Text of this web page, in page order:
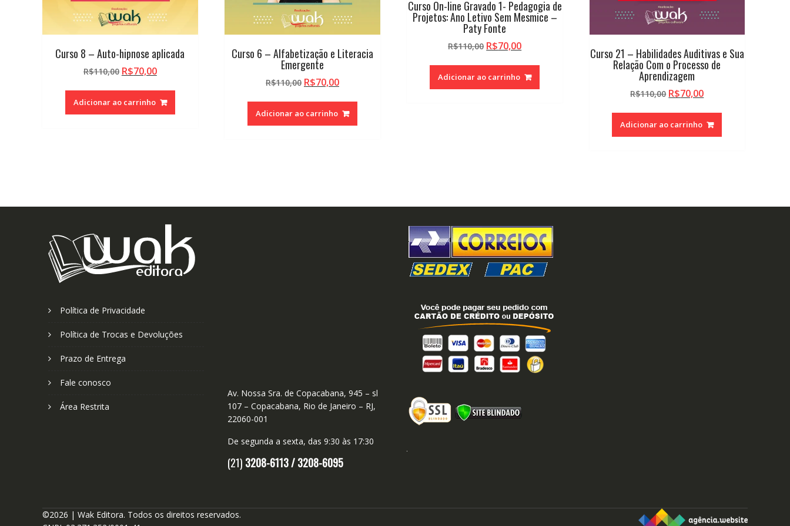
Curso 8 – Auto-hipnose aplicada
R$110,00 O
original
era:
R$70,00O
atual
é:
Adicionar ao carrinho
Curso 6 – Alfabetização e Literacia
Emergente
R$110,00 O
original
era:
R$70,00O
atual
é:
Adicionar ao carrinho
Curso On-line Gravado 1- Pedagogia de
Projetos: Ano Letivo Sem Mesmice –
Paty Fonte
R$110,00 O
original
era:
R$70,00O
atual
é:
Adicionar ao carrinho
Curso 21 – Habilidades Auditivas e Sua
Relação Com o Processo de
Aprendizagem
R$110,00 O
original
era:
R$70,00O
atual
é:
Adicionar ao carrinho
Política de Privacidade
Política de Trocas e Devoluções
Prazo de Entrega
Fale conosco
Área Restrita
Av. Nossa Sra. de Copacabana, 945 – sl
107 – Copacabana, Rio de Janeiro – RJ,
22060-001
De segunda a sexta, das 9:30 às 17:30
(21) 3208-6113 /3208-6095
©2026 | Wak Editora. Todos os direitos reservados.